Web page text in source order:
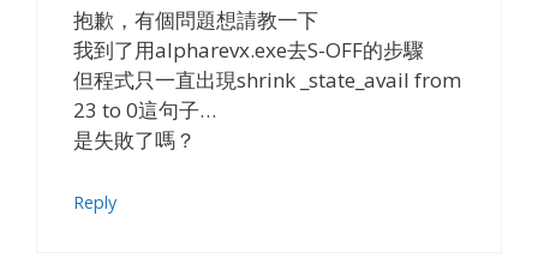
抱歉，有個問題想請教一下
我到了用alpharevx.exe去S-OFF的步驟
但程式只一直出現shrink _state_avail from
23 to 0這句子…
是失敗了嗎？
Reply